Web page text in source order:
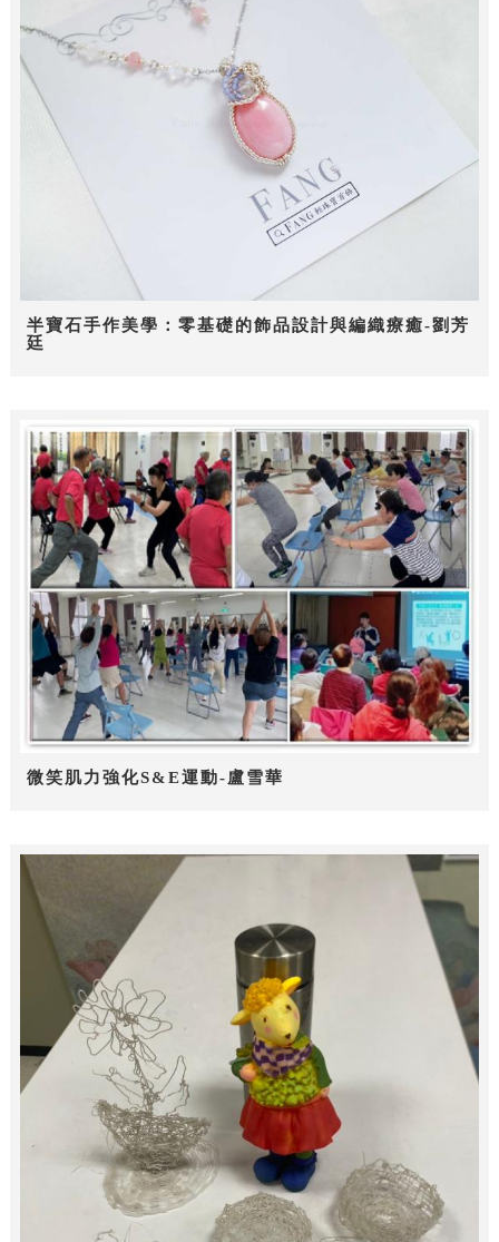
半寶石手作美學：零基礎的飾品設計與編織療癒-劉芳
廷
微笑肌力強化S&E運動-盧雪華